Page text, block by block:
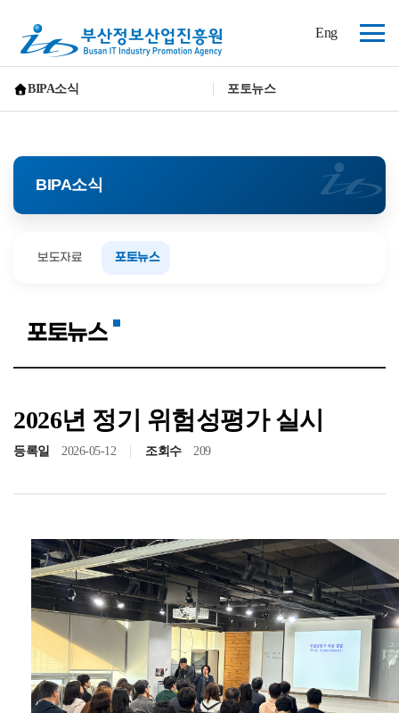
(재)
부
산
정
보
산
업
Eng
체
BIPA소식 포토뉴스
BIPA소식
보도자료 포토뉴스
포토뉴스
2026년 정기 위험성평가 실시
등록일 2026-05-12 조회수 209